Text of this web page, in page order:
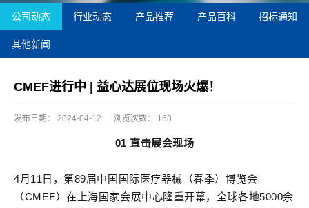
公司动态 行业动态 产品推荐 产品百科 招标通知
其他新闻
CMEF进行中 | 益心达展位现场火爆！
发布日期： 2024-04-12 浏览次数： 168
01 直击展会现场
4月11日，第89届中国国际医疗器械（春季）博览会
（CMEF）在上海国家会展中心隆重开幕，全球各地5000余